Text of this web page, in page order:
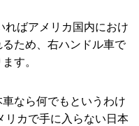
ばアメリカ国内におけ
ため、右ハンドル車で
す。
なら何でもというわけ
リカで手に入らない日本